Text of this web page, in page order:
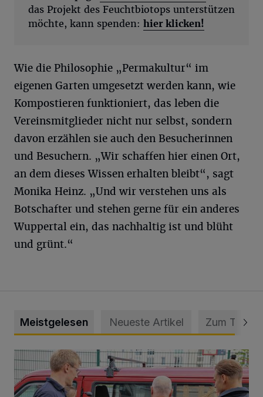
das Projekt des Feuchtbiotops unterstützen
möchte, kann spenden: hier klicken!
Wie die Philosophie „Permakultur“ im
eigenen Garten umgesetzt werden kann, wie
Kompostieren funktioniert, das leben die
Vereinsmitglieder nicht nur selbst, sondern
davon erzählen sie auch den Besucherinnen
und Besuchern. „Wir schaffen hier einen Ort,
an dem dieses Wissen erhalten bleibt“, sagt
Monika Heinz. „Und wir verstehen uns als
Botschafter und stehen gerne für ein anderes
Wuppertal ein, das nachhaltig ist und blüht
und grünt.“
Meistgelesen Neueste Artikel Zum Thema
Feuerwehr befreit Kind aus verschlossenem VW Bulli